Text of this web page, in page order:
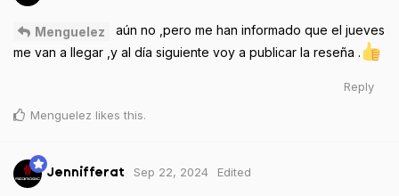
Menguelez
aún no ,pero me han informado que el jueves
me van a llegar ,y al día siguiente voy a publicar la reseña .
Reply
Menguelez likes this.
Jennifferat Sep 22, 2024 Edited